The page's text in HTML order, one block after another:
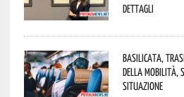
dettagli
Basilicata,
della mobilità,
situazione